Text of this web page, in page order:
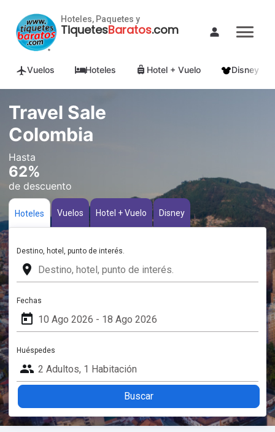
Hoteles, Paquetes y
TiquetesBaratos.com
Vuelos Hoteles Hotel + Vuelo Disney
Travel Sale
Colombia
Hasta
62%
de descuento
Hoteles Vuelos Hotel + Vuelo Disney
Destino, hotel, punto de interés.
place
Fechas
today
Huéspedes
people
Buscar